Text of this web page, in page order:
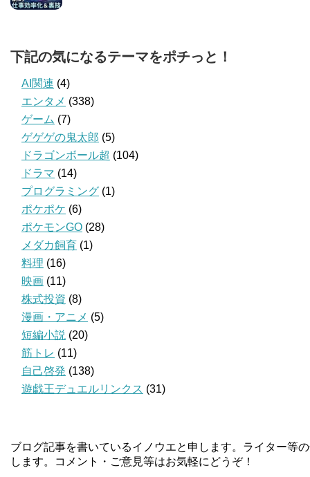
下記の気になるテーマをポチっと！
AI関連 (4)
エンタメ (338)
ゲーム (7)
ゲゲゲの鬼太郎 (5)
ドラゴンボール超 (104)
ドラマ (14)
プログラミング (1)
ポケポケ (6)
ポケモンGO (28)
メダカ飼育 (1)
料理 (16)
映画 (11)
株式投資 (8)
漫画・アニメ (5)
短編小説 (20)
筋トレ (11)
自己啓発 (138)
遊戯王デュエルリンクス (31)
ブログ記事を書いているイノウエと申します。ライター等
します。コメント・ご意見等はお気軽にどうぞ！